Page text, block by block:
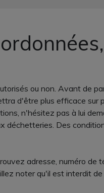
ou non. Avant de
d'être plus efficace sur
n'hésitez pas à lui
déchetteries. Des
adresse, numéro de
noter qu'il est interdit